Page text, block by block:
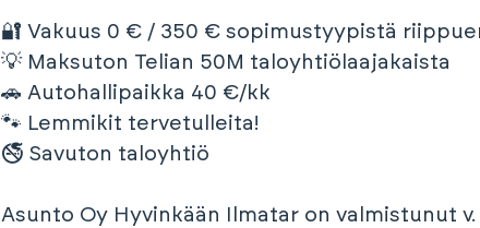
🔐 Vakuus 0 € / 350 € sopimustyypistä
💡 Maksuton Telian 50M taloyhtiölaajakaista
🚗 Autohallipaikka 40 €/kk
🐾 Lemmikit tervetulleita!
🚭 Savuton taloyhtiö
Asunto Oy Hyvinkään Ilmatar on valmistunut